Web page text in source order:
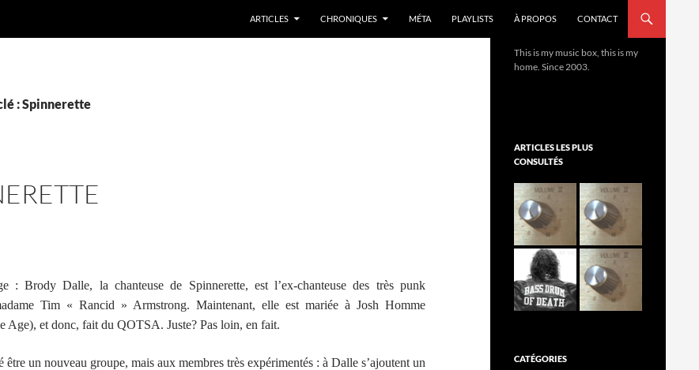
ARTICLES CHRONIQUES MÉTA PLAYLISTS À PROPOS CONTACT
: Spinnerette
: Brody Dalle, la chanteuse de Spinnerette, est l’ex-chanteuse des très punk
Tim « Rancid » Armstrong. Maintenant, elle est mariée à Josh Homme
Age), et donc, fait du QOTSA. Juste? Pas loin, en fait.
être un nouveau groupe, mais aux membres très expérimentés : à Dalle s’ajoutent un
This is my music box, this is my
home. Since 2003.
ARTICLES LES PLUS
CONSULTÉS
CATÉGORIES